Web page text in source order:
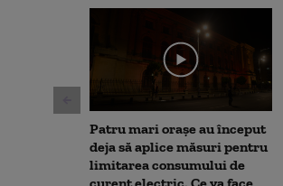
7
Volume
90%
Patru mari orașe au început
deja să aplice măsuri pentru
limitarea consumului de
curent electric. Ce va face